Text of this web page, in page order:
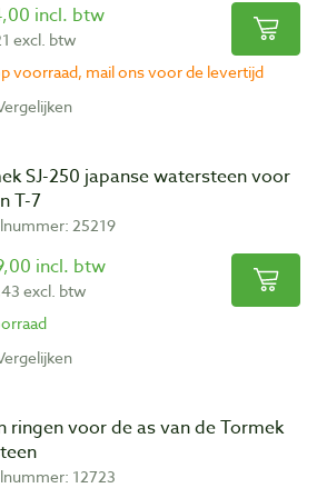
incl. btw
excl. btw
voorraad, mail ons voor de levertijd
SJ-250 japanse watersteen voor
T-7
25219
incl. btw
excl. btw
ringen voor de as van de Tormek
12723